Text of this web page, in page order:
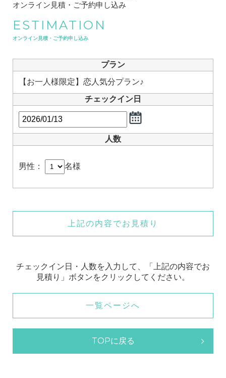
オンライン見積・ご予約申し込み
ESTIMATION
オンライン見積・ご予約申し込み
プラン
【お一人様限定】恋人気分プラン♪
チェックイン日
人数
男性： 名様
上記の内容でお見積り
チェックイン日・人数を入力して、「上記の内容でお
見積り」ボタンをクリックしてください。
一覧ページへ
TOPに戻る